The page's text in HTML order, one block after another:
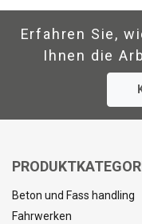
Erfahren Sie,
Ihnen die
Beton und Fass handling
Fahrwerken